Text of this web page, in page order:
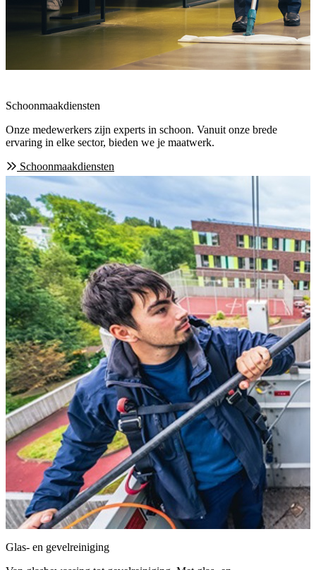
Schoonmaakdiensten
Onze medewerkers zijn experts in schoon. Vanuit onze brede
ervaring in elke sector, bieden we je maatwerk.
Schoonmaakdiensten
Glas- en gevelreiniging